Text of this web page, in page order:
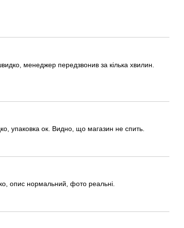
менеджер передзвонив за кілька хвилин.
упаковка ок. Видно, що магазин не спить.
опис нормальний, фото реальні.